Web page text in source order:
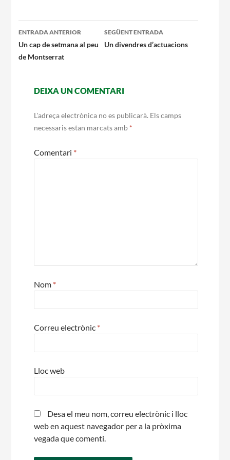
Navegació
per
les
ENTRADA ANTERIOR
Un cap de setmana al peu
de Montserrat
SEGÜENT ENTRADA
Un divendres d’actuacions
DEIXA UN COMENTARI
L'adreça electrònica no es publicarà. Els camps
necessaris estan marcats amb *
Comentari *
Nom *
Correu electrònic *
Lloc web
Desa el meu nom, correu electrònic i lloc
web en aquest navegador per a la pròxima
vegada que comenti.
Notícies
Butlletins
Diari de la Fundació
COL·LABORA
Fes voluntariat